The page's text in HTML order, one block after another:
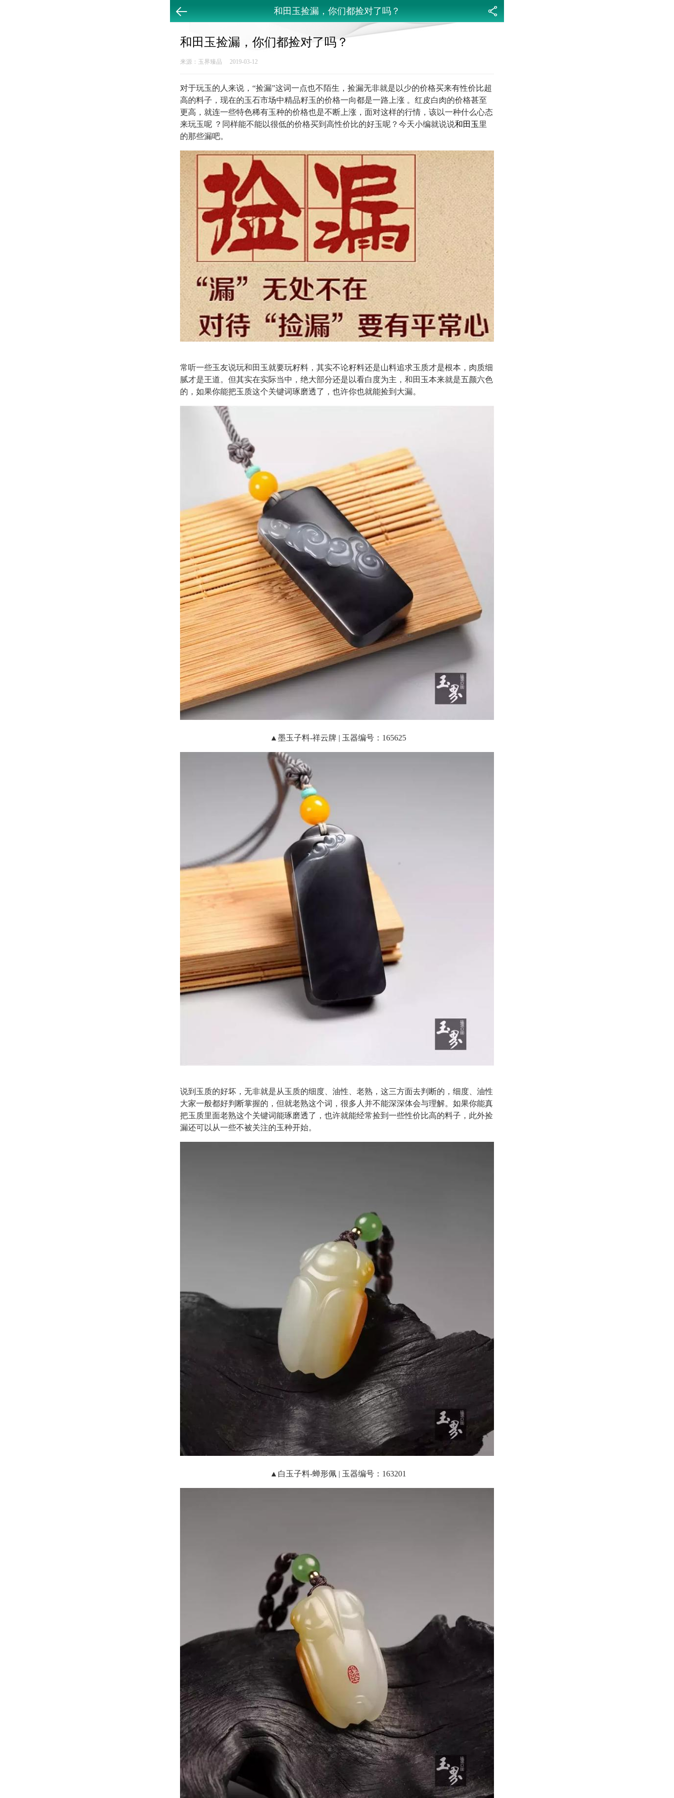
和田玉捡漏，你们都捡对了吗？
和田玉捡漏，你们都捡对了吗？
来源：玉界臻品 2019-03-12
对于玩玉的人来说，“捡漏”这词一点也不陌生，捡漏无非就是以少的价格买来有性价比超
高的料子，现在的玉石市场中精品籽玉的价格一向都是一路上涨 。红皮白肉的价格甚至
更高，就连一些特色稀有玉种的价格也是不断上涨，面对这样的行情，该以一种什么心态
来玩玉呢 ？同样能不能以很低的价格买到高性价比的好玉呢？今天小编就说说和田玉里
的那些漏吧。
常听一些玉友说玩和田玉就要玩籽料，其实不论籽料还是山料追求玉质才是根本，肉质细
腻才是王道。但其实在实际当中，绝大部分还是以看白度为主，和田玉本来就是五颜六色
的，如果你能把玉质这个关键词琢磨透了，也许你也就能捡到大漏。
▲墨玉子料-祥云牌 | 玉器编号：165625
说到玉质的好坏，无非就是从玉质的细度、油性、老熟，这三方面去判断的，细度、油性
大家一般都好判断掌握的，但就老熟这个词，很多人并不能深深体会与理解。如果你能真
把玉质里面老熟这个关键词能琢磨透了，也许就能经常捡到一些性价比高的料子，此外捡
漏还可以从一些不被关注的玉种开始。
▲白玉子料-蝉形佩 | 玉器编号：163201